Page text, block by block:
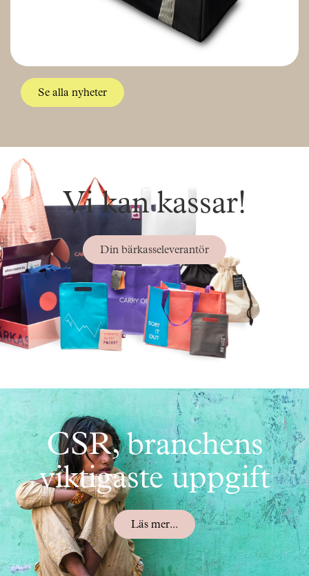
Se alla nyheter
Vi kan kassar!
Din bärkasseleverantör
CSR, branchens
viktigaste uppgift
Läs mer...